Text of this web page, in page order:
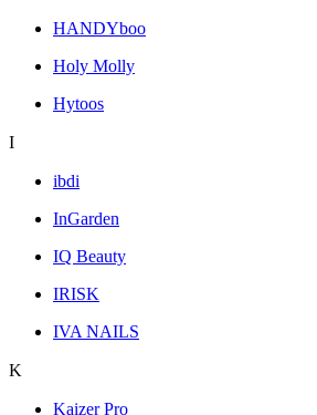
HANDYboo
Holy Molly
Hytoos
I
ibdi
InGarden
IQ Beauty
IRISK
IVA NAILS
K
Kaizer Pro